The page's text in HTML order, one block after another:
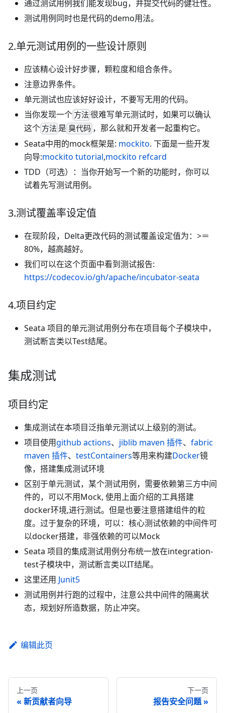
通过测试用例我们能发现bug，并提交代码的健壮性。
测试用例同时也是代码的demo用法。
2.单元测试用例的一些设计原则
应该精心设计好步骤，颗粒度和组合条件。
注意边界条件。
单元测试也应该好好设计，不要写无用的代码。
当你发现一个 方法很难写单元测试时，如果可以确认
这个 方法 是 臭代码，那么就和开发者一起重构它。
Seata中用的mock框架是: mockito. 下面是一些开发
向导:mockito tutorial,mockito refcard
TDD（可选）：当你开始写一个新的功能时，你可以
试着先写测试用例。
3.测试覆盖率设定值
在现阶段，Delta更改代码的测试覆盖设定值为：>＝
80%，越高越好。
我们可以在这个页面中看到测试报告:
https://codecov.io/gh/apache/incubator-seata
4.项目约定
Seata 项目的单元测试用例分布在项目每个子模块中，
测试断言类以Test结尾。
集成测试
项目约定
集成测试在本项目泛指单元测试以上级别的测试。
项目使用github actions、 jiblib maven 插件、 fabric
maven 插件、 testContainers等用来构建Docker镜
像，搭建集成测试环境
区别于单元测试，某个测试用例，需要依赖第三方中间
件的，可以不用Mock, 使用上面介绍的工具搭建
docker环境,进行测试。但是也要注意搭建组件的粒
度。过于复杂的环境，可以：核心测试依赖的中间件可
以docker搭建，非强依赖的可以Mock
Seata 项目的集成测试用例分布统一放在integration-
test子模块中，测试断言类以IT结尾。
这里还用 Junit5
测试用例并行跑的过程中，注意公共中间件的隔离状
态，规划好所造数据，防止冲突。
编辑此页
上一页
新贡献者向导
下一页
报告安全问题